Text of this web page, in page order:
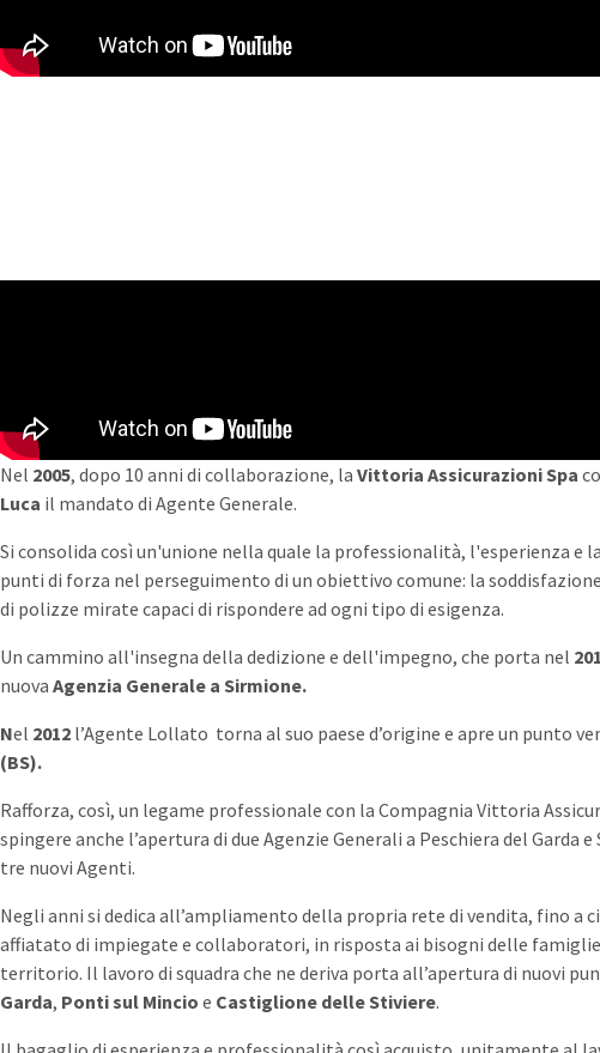
Nel 2005, dopo 10 anni di collaborazione, la Vittoria AssicurazioniSpa
Luca il mandato di Agente Generale.
Si consolida così un'unione nella quale la professionalità, l'esperienza e
punti di forza nel perseguimento di un obiettivo comune: la
di polizze mirate capaci di rispondere ad ogni tipo di esigenza.
Un cammino all'insegna della dedizione e dell'impegno, che porta nel
nuova Agenzia Generale a Sirmione.
Nel 2012 l’Agente Lollato torna al suo paese d’origine e apre un punto
(BS).
Rafforza, così, un legame professionale con la Compagnia Vittoria
spingere anche l’apertura di due Agenzie Generali a Peschiera del Garda
tre nuovi Agenti.
Negli anni si dedica all’ampliamento della propria rete di vendita, fino a
affiatato di impiegate e collaboratori, in risposta ai bisogni delle famiglie
territorio. Il lavoro di squadra che ne deriva porta all’apertura di nuovi
Garda, Ponti sul Mincio e Castiglione delle Stiviere.